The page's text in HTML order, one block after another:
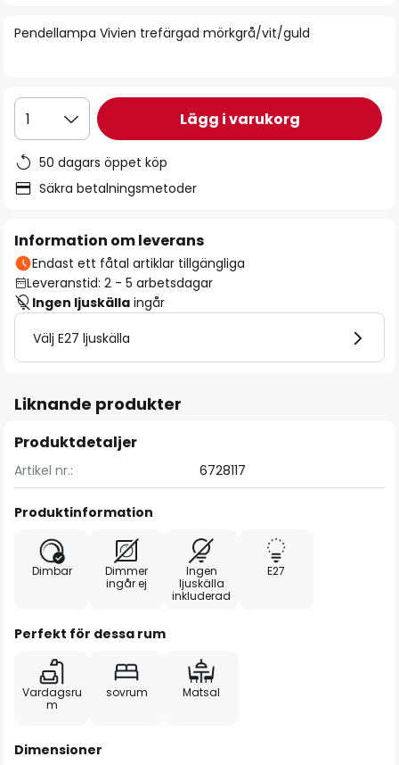
Pendellampa Vivien trefärgad mörkgrå/vit/guld
1 Lägg i varukorg
50 dagars öppet köp
Säkra betalningsmetoder
Information om leverans
Endast ett fåtal artiklar tillgängliga
Leveranstid: 2 - 5 arbetsdagar
Ingen ljuskälla ingår
Välj E27 ljuskälla
Liknande produkter
Produktdetaljer
Artikel nr.: 6728117
Produktinformation
Dimbar
Dimmer
ingår ej
Ingen
ljuskälla
inkluderad
E27
Perfekt för dessa rum
Vardagsru
m
sovrum Matsal
Dimensioner